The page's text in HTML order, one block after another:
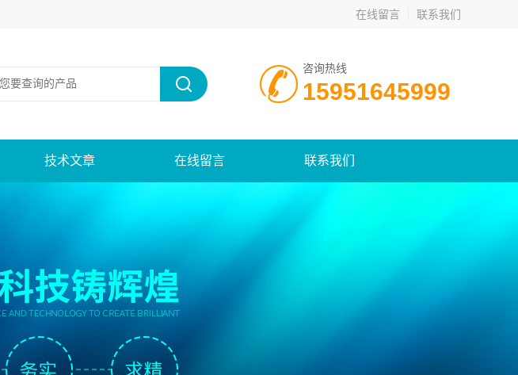
在线留言 联系我们
咨询热线
15951645999
技术文章 在线留言 联系我们